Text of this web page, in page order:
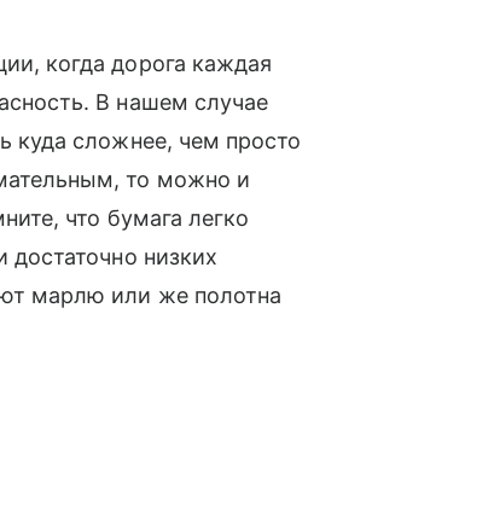
когда дорога каждая
В нашем случае
куда сложнее, чем просто
то можно и
что бумага легко
достаточно низких
марлю или же полотна